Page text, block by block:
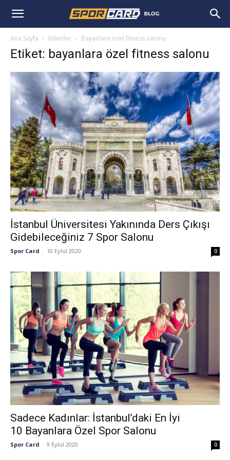
Ana Sayfa Etiketler Bayanlara özel fitness salonu
Etiket: bayanlara özel fitness salonu
İstanbul Üniversitesi Yakınında Ders Çıkışı
Gidebileceğiniz 7 Spor Salonu
Spor Card - 10 Eylül 2020 0
Sadece Kadınlar: İstanbul’daki En İyi
10 Bayanlara Özel Spor Salonu
Spor Card - 9 Eylül 2020 0